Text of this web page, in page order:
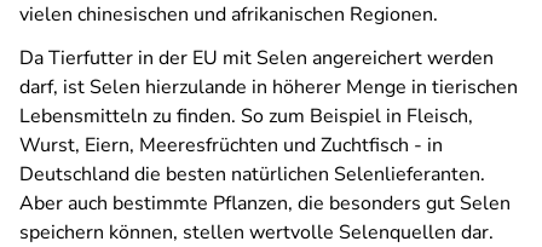
vielen chinesischen und afrikanischen Regionen.
Da Tierfutter in der EU mit Selen angereichert werden
darf, ist Selen hierzulande in höherer Menge in tierischen
Lebensmitteln zu finden. So zum Beispiel in Fleisch,
Wurst, Eiern, Meeresfrüchten und Zuchtfisch - in
Deutschland die besten natürlichen Selenlieferanten.
Aber auch bestimmte Pflanzen, die besonders gut Selen
speichern können, stellen wertvolle Selenquellen dar.